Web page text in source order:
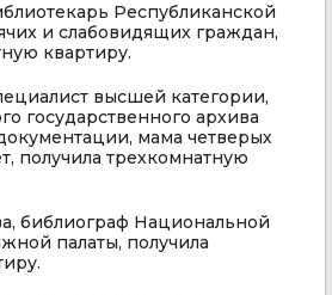
Республиканской
и слабовидящих граждан,
квартиру.
высшей категории,
государственного архива
мама четверых
получила трехкомнатную
библиограф Национальной
палаты, получила